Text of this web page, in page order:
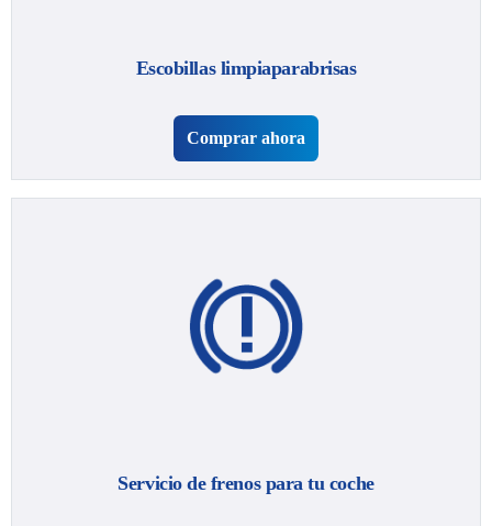
Escobillas limpiaparabrisas
Comprar ahora
Servicio de frenos para tu coche